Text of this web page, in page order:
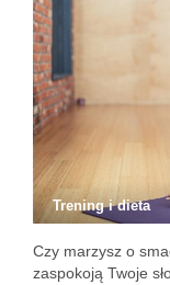
Trening i dieta
Czy marzysz o
zaspokoją Twoje